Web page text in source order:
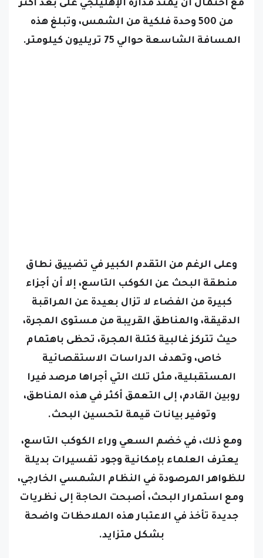
مع احتمال أن يمتد مداره الإهليلجي على بعد أكثر
من 500 وحدة فلكية من الشمس، وتبلغ هذه
المسافة الشاسعة حوالي 75 تريليون كيلومتر.
وعلى الرغم من التقدم الكبير في تضييق نطاق
منطقة البحث عن الكوكب التاسع، إلا أن أجزاء
كبيرة من الفضاء لا تزال بعيدة عن المراقبة
الدقيقة، والمناطق القريبة من مستوى المجرة،
حيث تتركز غالبية كتلة المجرة، تحظى باهتمام
خاص، وتهدف الدراسات الاستقصائية
المستقبلية، مثل تلك التي أجراها مرصد فيرا
روبين القادم، إلى التعمق أكثر في هذه المناطق،
وتوفير بيانات قيمة لتحسين البحث.
ومع ذلك، في خضم السعي وراء الكوكب التاسع،
يعترف العلماء بإمكانية وجود تفسيرات بديلة
للظواهر المرصودة في النظام الشمسي الخارجي،
ومع استمرار البحث، أصبحت الحاجة إلى نظريات
جديدة تأخذ في الاعتبار هذه الملاحظات واضحة
بشكل متزايد.